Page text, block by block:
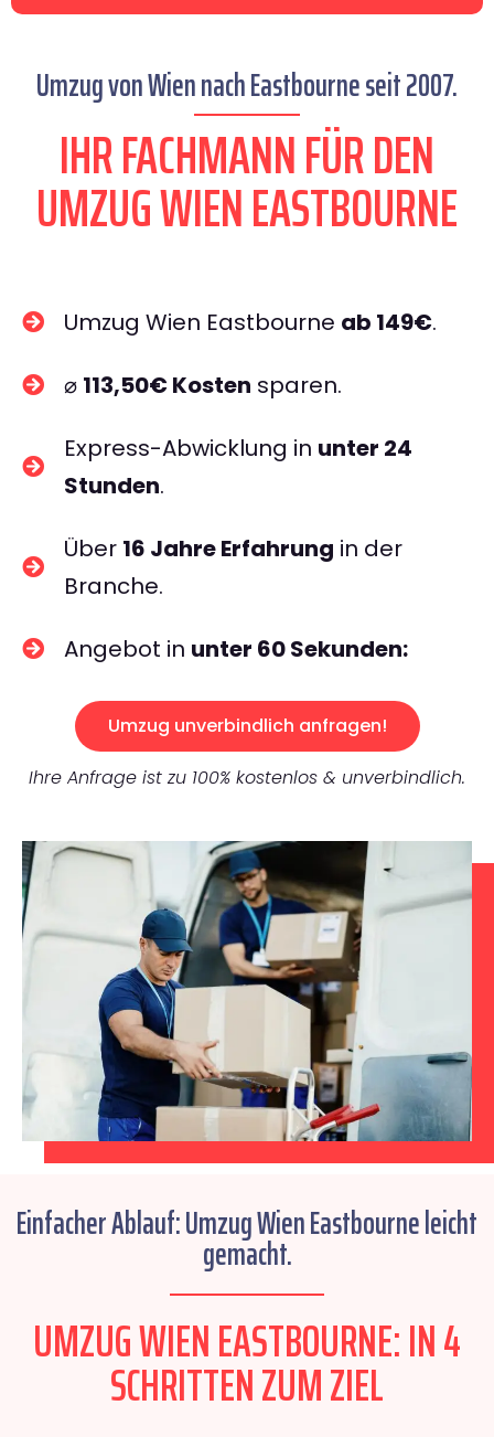
Umzug von Wien nach Eastbourne seit 2007.
IHR FACHMANN FÜR DEN
UMZUG WIEN EASTBOURNE
Umzug Wien Eastbourne ab 149€.
⌀ 113,50€ Kosten sparen.
Express-Abwicklung in unter 24
Stunden.
Über 16 Jahre Erfahrung in der
Branche.
Angebot in unter 60 Sekunden:
Umzug unverbindlich anfragen!
Ihre Anfrage ist zu 100% kostenlos & unverbindlich.
Einfacher Ablauf: Umzug Wien Eastbourne leicht
gemacht.
UMZUG WIEN EASTBOURNE: IN 4
SCHRITTEN ZUM ZIEL